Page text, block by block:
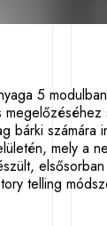
5
bárki számára
mely a
telling